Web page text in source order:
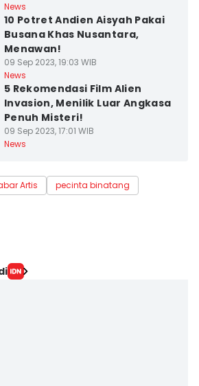
News
10 Potret Andien Aisyah Pakai
Busana Khas Nusantara,
Menawan!
09 Sep 2023, 19:03 WIB
News
5 Rekomendasi Film Alien
Invasion, Menilik Luar Angkasa
Penuh Misteri!
09 Sep 2023, 17:01 WIB
News
Artis
pecinta binatang